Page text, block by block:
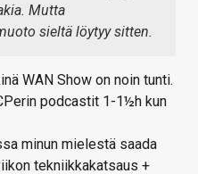
Mutta
sieltä löytyy sitten.
WAN Show on noin tunti.
podcastit 1-1½h kun
minun mielestä saada
tekniikkakatsaus +